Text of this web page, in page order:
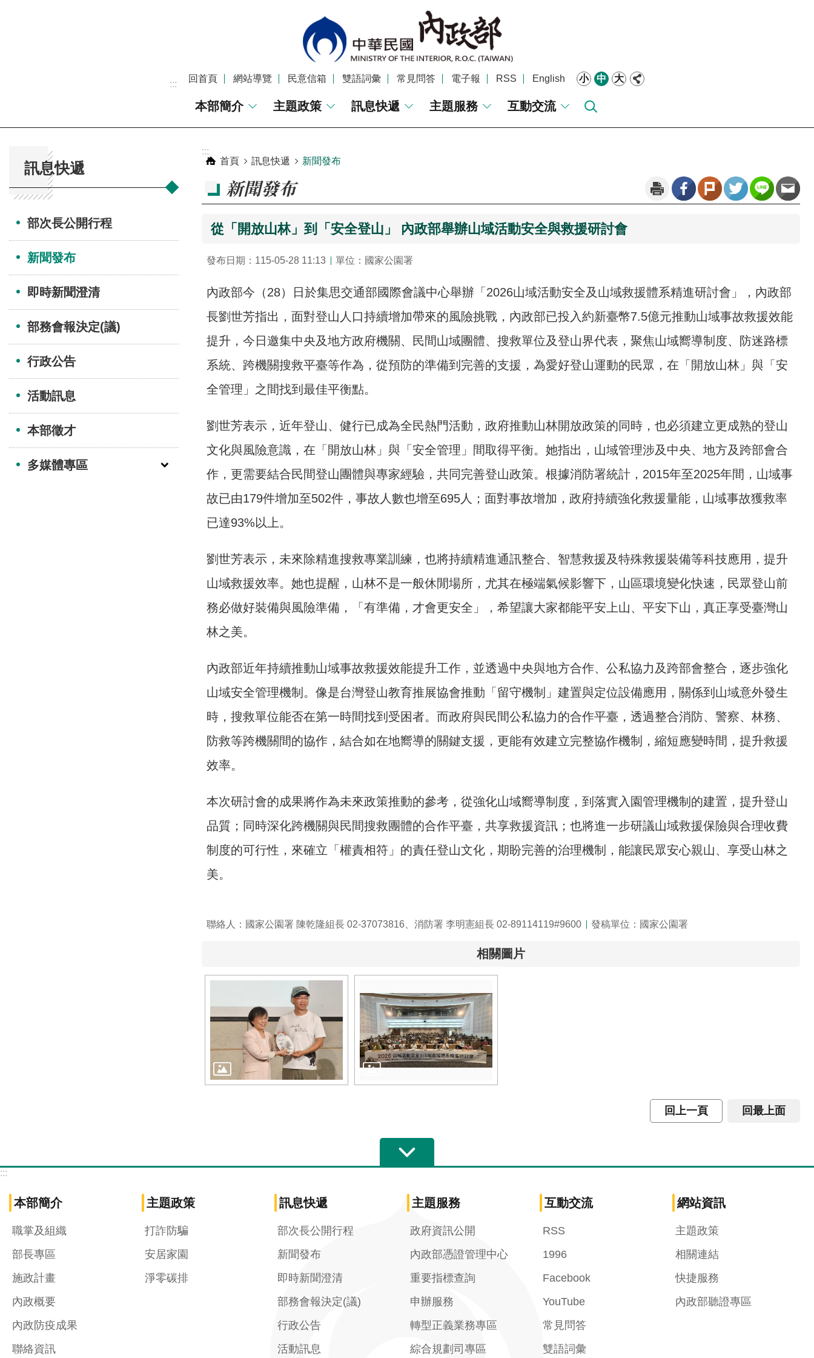
:::
回首頁 網站導覽 民意信箱 雙語詞彙 常見問答 電子報 RSS English 小 中 大
本部簡介 主題政策 訊息快遞 主題服務 互動交流
訊息快遞
部次長公開行程
新聞發布
即時新聞澄清
部務會報決定(議)
行政公告
活動訊息
本部徵才
多媒體專區
:::
首頁
訊息快遞 新聞發布
新聞發布
從「開放山林」到「安全登山」 內政部舉辦山域活動安全與救援研討會
發布日期：115-05-28 11:13 單位：國家公園署
內政部今（28）日於集思交通部國際會議中心舉辦「2026山域活動安全及山域救援體系精進研討會」，內政部
長劉世芳指出，面對登山人口持續增加帶來的風險挑戰，內政部已投入約新臺幣7.5億元推動山域事故救援效能
提升，今日邀集中央及地方政府機關、民間山域團體、搜救單位及登山界代表，聚焦山域嚮導制度、防迷路標
系統、跨機關搜救平臺等作為，從預防的準備到完善的支援，為愛好登山運動的民眾，在「開放山林」與「安
全管理」之間找到最佳平衡點。
劉世芳表示，近年登山、健行已成為全民熱門活動，政府推動山林開放政策的同時，也必須建立更成熟的登山
文化與風險意識，在「開放山林」與「安全管理」間取得平衡。她指出，山域管理涉及中央、地方及跨部會合
作，更需要結合民間登山團體與專家經驗，共同完善登山政策。根據消防署統計，2015年至2025年間，山域事
故已由179件增加至502件，事故人數也增至695人；面對事故增加，政府持續強化救援量能，山域事故獲救率
已達93%以上。
劉世芳表示，未來除精進搜救專業訓練，也將持續精進通訊整合、智慧救援及特殊救援裝備等科技應用，提升
山域救援效率。她也提醒，山林不是一般休閒場所，尤其在極端氣候影響下，山區環境變化快速，民眾登山前
務必做好裝備與風險準備，「有準備，才會更安全」，希望讓大家都能平安上山、平安下山，真正享受臺灣山
林之美。
內政部近年持續推動山域事故救援效能提升工作，並透過中央與地方合作、公私協力及跨部會整合，逐步強化
山域安全管理機制。像是台灣登山教育推展協會推動「留守機制」建置與定位設備應用，關係到山域意外發生
時，搜救單位能否在第一時間找到受困者。而政府與民間公私協力的合作平臺，透過整合消防、警察、林務、
防救等跨機關間的協作，結合如在地嚮導的關鍵支援，更能有效建立完整協作機制，縮短應變時間，提升救援
效率。
本次研討會的成果將作為未來政策推動的參考，從強化山域嚮導制度，到落實入園管理機制的建置，提升登山
品質；同時深化跨機關與民間搜救團體的合作平臺，共享救援資訊；也將進一步研議山域救援保險與合理收費
制度的可行性，來確立「權責相符」的責任登山文化，期盼完善的治理機制，能讓民眾安心親山、享受山林之
美。
聯絡人：國家公園署 陳乾隆組長 02-37073816、消防署 李明憲組長 02-89114119#9600 發稿單位：國家公園署
相關圖片
回上一頁 回最上面
:::
本部簡介
職掌及組織
部長專區
施政計畫
內政概要
內政防疫成果
聯絡資訊
主題政策
打詐防騙
安居家園
淨零碳排
訊息快遞
部次長公開行程
新聞發布
即時新聞澄清
部務會報決定(議)
行政公告
活動訊息
主題服務
政府資訊公開
內政部憑證管理中心
重要指標查詢
申辦服務
轉型正義業務專區
綜合規劃司專區
互動交流
RSS
1996
Facebook
YouTube
常見問答
雙語詞彙
網站資訊
主題政策
相關連結
快捷服務
內政部聽證專區